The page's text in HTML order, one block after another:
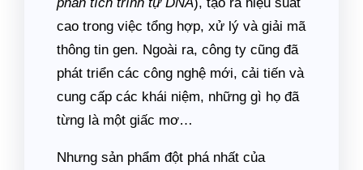
cao trong việc tổng hợp, xử lý và giải mã
thông tin gen. Ngoài ra, công ty cũng đã
phát triển các công nghệ mới, cải tiến và
cung cấp các khái niệm, những gì họ đã
từng là một giấc mơ…
Nhưng sản phẩm đột phá nhất của